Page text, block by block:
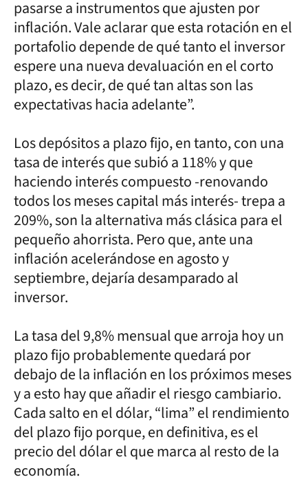
pasarse a instrumentos que ajusten por
inflación. Vale aclarar que esta rotación en el
portafolio depende de qué tanto el inversor
espere una nueva devaluación en el corto
plazo, es decir, de qué tan altas son las
expectativas hacia adelante”.
Los depósitos a plazo fijo, en tanto, con una
tasa de interés que subió a 118% y que
haciendo interés compuesto -renovando
todos los meses capital más interés- trepa a
209%, son la alternativa más clásica para el
pequeño ahorrista. Pero que, ante una
inflación acelerándose en agosto y
septiembre, dejaría desamparado al
inversor.
La tasa del 9,8% mensual que arroja hoy un
plazo fijo probablemente quedará por
debajo de la inflación en los próximos meses
y a esto hay que añadir el riesgo cambiario.
Cada salto en el dólar, “lima” el rendimiento
del plazo fijo porque, en definitiva, es el
precio del dólar el que marca al resto de la
economía.